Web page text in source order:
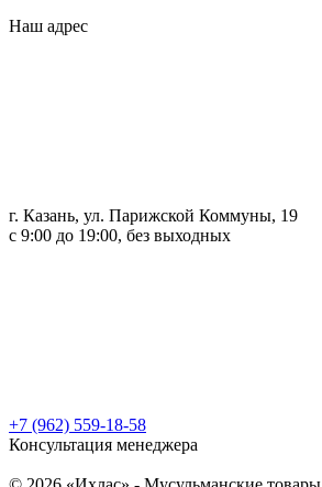
Наш адрес
г. Казань, ул. Парижской Коммуны, 19
с 9:00 до 19:00, без выходных
+7 (962) 559-18-58
Консультация менеджера